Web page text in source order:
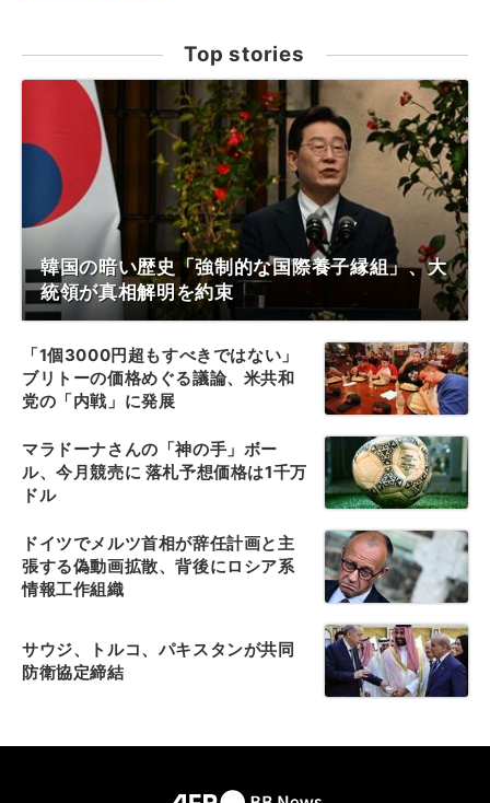
Top stories
韓国の暗い歴史「強制的な国際養子縁組」、大
統領が真相解明を約束
「1個3000円超もすべきではない」
ブリトーの価格めぐる議論、米共和
党の「内戦」に発展
マラドーナさんの「神の手」ボー
ル、今月競売に 落札予想価格は1千万
ドル
ドイツでメルツ首相が辞任計画と主
張する偽動画拡散、背後にロシア系
情報工作組織
サウジ、トルコ、パキスタンが共同
防衛協定締結